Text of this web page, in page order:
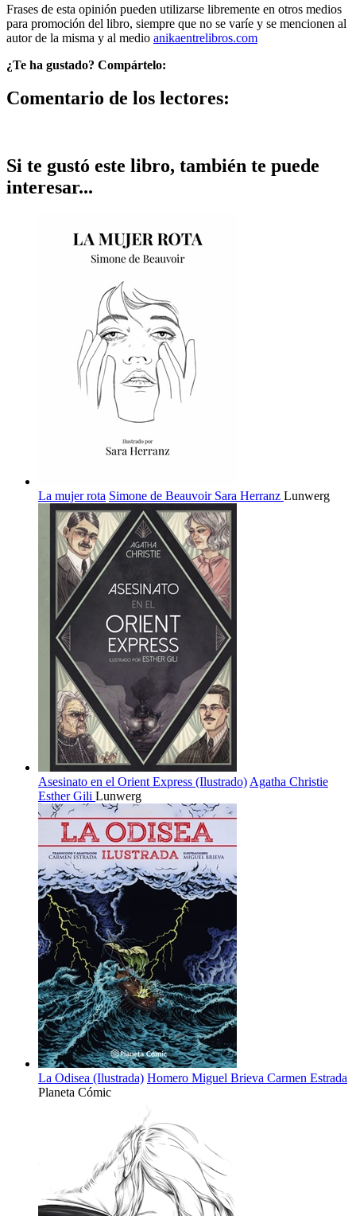
Frases de esta opinión pueden utilizarse libremente en otros medios
para promoción del libro, siempre que no se varíe y se mencionen al
autor de la misma y al medio anikaentrelibros.com
¿Te ha gustado? Compártelo:
Comentario de los lectores:
Si te gustó este libro, también te puede
interesar...
La mujer rota Simone de Beauvoir Sara Herranz Lunwerg
Asesinato en el Orient Express (Ilustrado) Agatha Christie
Esther Gili Lunwerg
La Odisea (Ilustrada) Homero Miguel Brieva Carmen Estrada
Planeta Cómic